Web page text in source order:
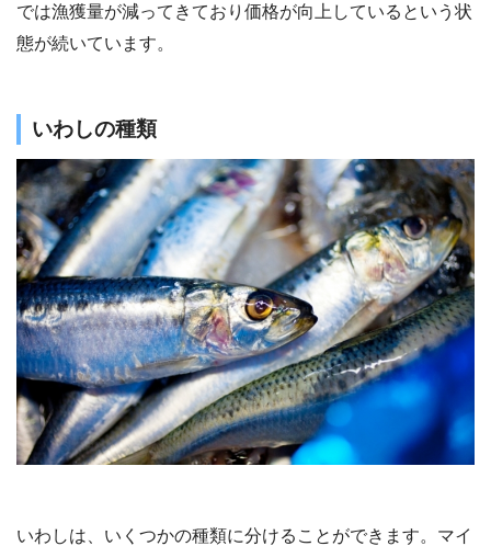
では漁獲量が減ってきており価格が向上しているという状
態が続いています。
いわしの種類
いわしは、いくつかの種類に分けることができます。マイ